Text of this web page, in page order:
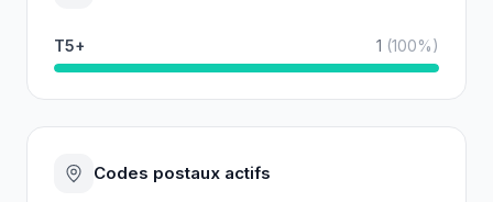
T5+ 1 (100%)
Codes postaux actifs